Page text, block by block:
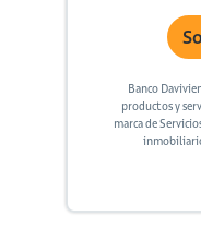
Banco
productos y
marca de